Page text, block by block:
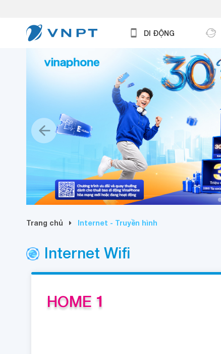
DI ĐỘNG
Trang chủ Internet - Truyền hình
Internet Wifi
HOME 1